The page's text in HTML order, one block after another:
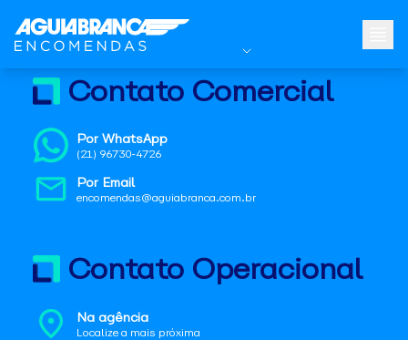
Contato Comercial
Por WhatsApp
(21) 96730-4726
Por Email
encomendas@aguiabranca.com.br
Contato Operacional
Na agência
Localize a mais próxima